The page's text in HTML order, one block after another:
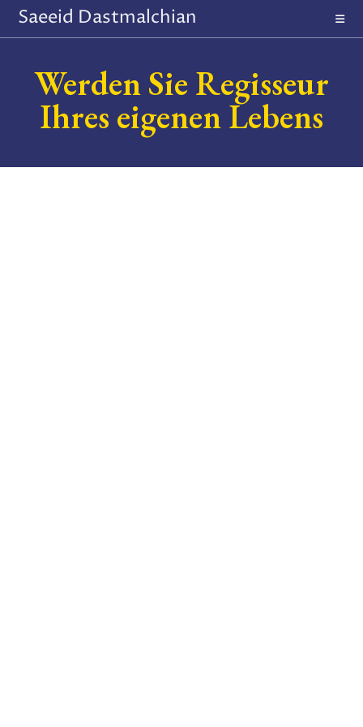
Saeeid Dastmalchian
Werden Sie Regisseur
Ihres eigenen Lebens